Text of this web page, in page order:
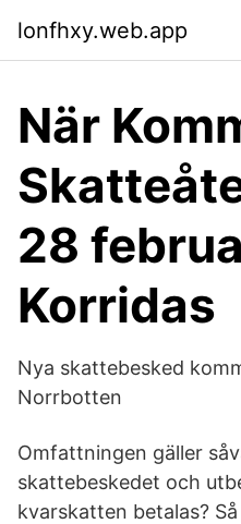
lonfhxy.web.app
När
28
Korridas
Nya skattebesked
Norrbotten
Omfattningen gäller
skattebeskedet och
kvarskatten betalas?